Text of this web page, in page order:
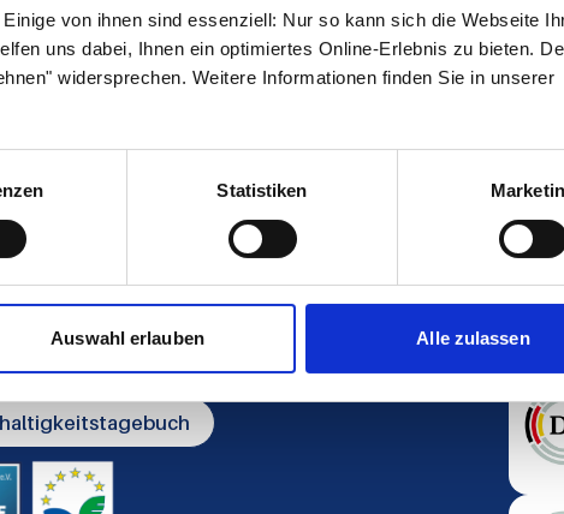
von ihnen sind essenziell: Nur so kann sich die Webseite
uns dabei, Ihnen ein optimiertes Online-Erlebnis zu bieten.
widersprechen. Weitere Informationen finden Sie in unserer
Statistiken
Auswahl erlauben Alle zulassen
wir bis jetzt zum Thema Nachhaltigkeit
Wir